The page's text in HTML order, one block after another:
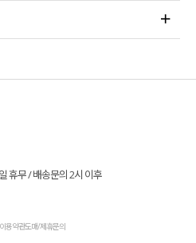
휴무 / 배송문의 2시 이후
이용약관도매/제휴문의